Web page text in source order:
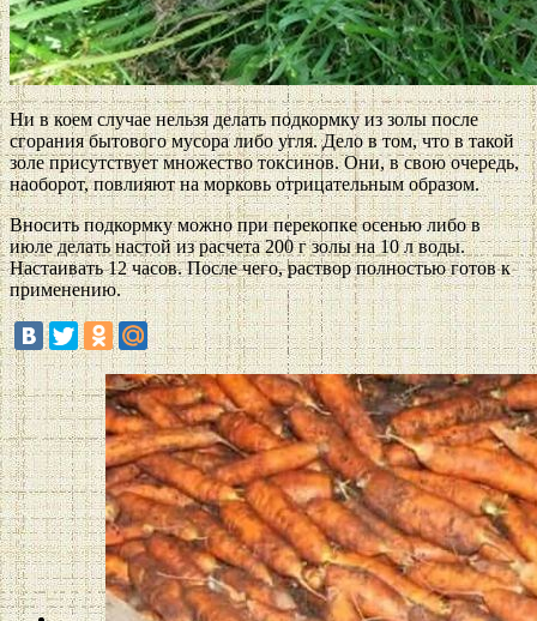
Ни в коем случае нельзя делать подкормку из золы после
сгорания бытового мусора либо угля. Дело в том, что в такой
золе присутствует множество токсинов. Они, в свою очередь,
наоборот, повлияют на морковь отрицательным образом.
Вносить подкормку можно при перекопке осенью либо в
июле делать настой из расчета 200 г золы на 10 л воды.
Настаивать 12 часов. После чего, раствор полностью готов к
применению.